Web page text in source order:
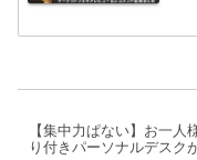
【集中力ぱない】お一人
り付きパーソナルデスク